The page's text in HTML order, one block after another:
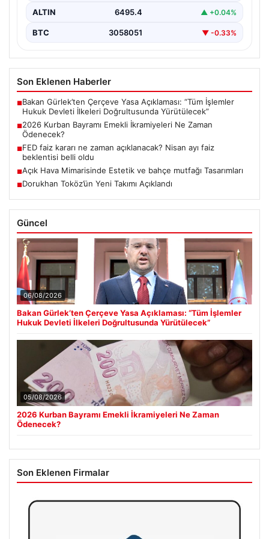
ALTIN 6495.4 ▲ +0.04%
BTC 3058051 ▼ -0.33%
Son Eklenen Haberler
■Bakan Gürlek’ten Çerçeve Yasa Açıklaması: “Tüm İşlemler
Hukuk Devleti İlkeleri Doğrultusunda Yürütülecek”
■2026 Kurban Bayramı Emekli İkramiyeleri Ne Zaman
Ödenecek?
■FED faiz kararı ne zaman açıklanacak? Nisan ayı faiz
beklentisi belli oldu
■Açık Hava Mimarisinde Estetik ve bahçe mutfağı Tasarımları
■Dorukhan Toköz’ün Yeni Takımı Açıklandı
Güncel
06/08/2026
Bakan Gürlek’ten Çerçeve Yasa Açıklaması: “Tüm İşlemler
Hukuk Devleti İlkeleri Doğrultusunda Yürütülecek”
05/08/2026
2026 Kurban Bayramı Emekli İkramiyeleri Ne Zaman
Ödenecek?
Son Eklenen Firmalar